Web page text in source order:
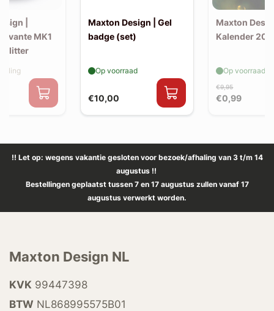
|
MK1
Maxton Design | Gel
badge (set)
€10,00
Op voorraad
Maxton
Kalender
€9,95
€0,99
Op voorraad
!! Let op: wegens vakantie gesloten voor bezoek/afhaling van 3 t/m 14
augustus !!
Bestellingen geplaatst tussen 7 en 17 augustus zullen vanaf 17
augustus verwerkt worden.
Maxton Design NL
KVK 99447398
BTW NL868995575B01